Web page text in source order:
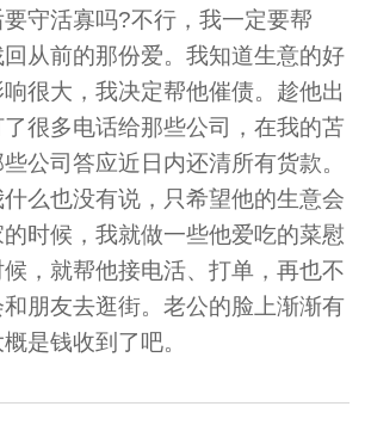
守活寡吗?不行，我一定要帮
从前的那份爱。我知道生意的好
很大，我决定帮他催债。趁他出
很多电话给那些公司，在我的苫
公司答应近日内还清所有货款。
么也没有说，只希望他的生意会
时候，我就做一些他爱吃的菜慰
，就帮他接电活、打单，再也不
朋友去逛街。老公的脸上渐渐有
是钱收到了吧。